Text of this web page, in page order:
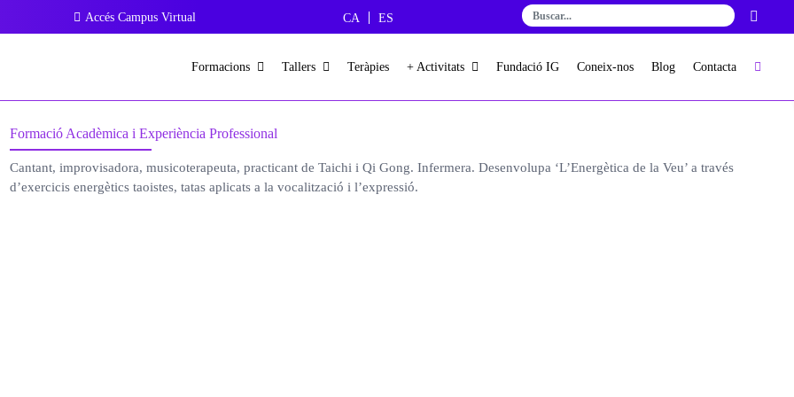
Accés Campus Virtual CA ES
Formacions Tallers Teràpies + Activitats Fundació IG Coneix-nos Blog Contacta
Formació Acadèmica i Experiència Professional
Cantant, improvisadora, musicoterapeuta, practicant de Taichi i Qi Gong. Infermera. Desenvolupa ‘L’Energètica de la Veu’ a través
d’exercicis energètics taoistes, tatas aplicats a la vocalització i l’expressió.